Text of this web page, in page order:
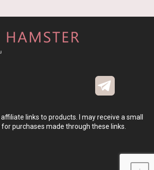
links to products. I may receive a small
purchases made through these links.